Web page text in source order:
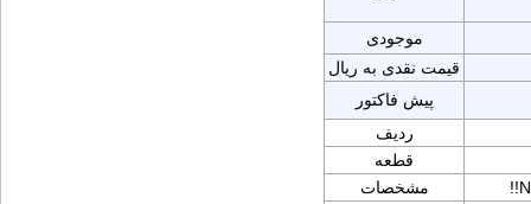
موجودی
قیمت نقدی به ریال
پیش فاکتور
ردیف
قطعه
مشخصات